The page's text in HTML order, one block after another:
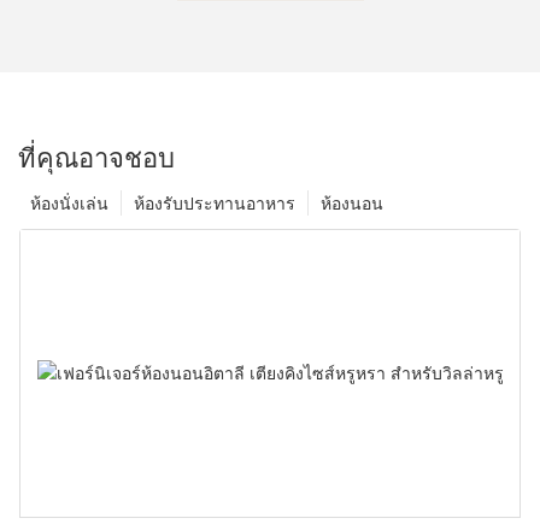
ที่คุณอาจชอบ
ห้องนอน
ห้องรับประทานอาหาร
ห้องนั่งเล่น